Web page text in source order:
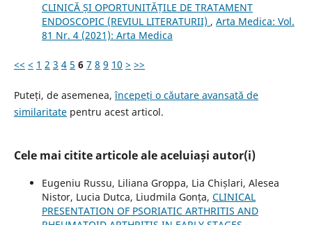
CLINICĂ ȘI OPORTUNITĂȚILE DE TRATAMENT
ENDOSCOPIC (REVIUL LITERATURII) , Arta Medica: Vol.
81 Nr. 4 (2021): Arta Medica
<< < 1 2 3 4 5 6 7 8 9 10 > >>
Puteți, de asemenea,începeți o căutare avansată de
similaritatepentru acest articol.
Cele mai citite articole ale aceluiași autor(i)
Eugeniu Russu, Liliana Groppa, Lia Chișlari, Alesea
Nistor, Lucia Dutca, Liudmila Gonța, CLINICAL
PRESENTATION OF PSORIATIC ARTHRITIS AND